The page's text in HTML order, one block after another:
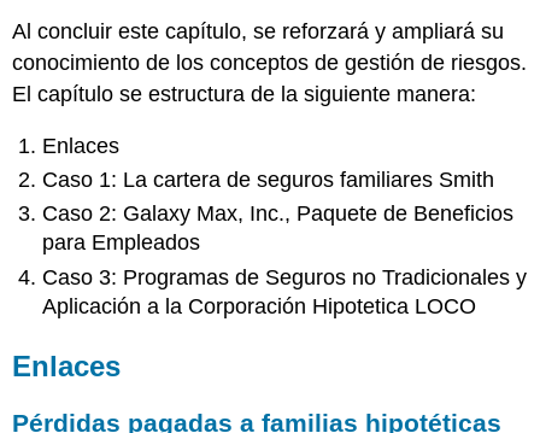
Al concluir este capítulo, se reforzará y ampliará su
conocimiento de los conceptos de gestión de riesgos.
El capítulo se estructura de la siguiente manera:
Enlaces
Caso 1: La cartera de seguros familiares Smith
Caso 2: Galaxy Max, Inc., Paquete de Beneficios
para Empleados
Caso 3: Programas de Seguros no Tradicionales y
Aplicación a la Corporación Hipotetica LOCO
Enlaces
Pérdidas pagadas a familias hipotéticas